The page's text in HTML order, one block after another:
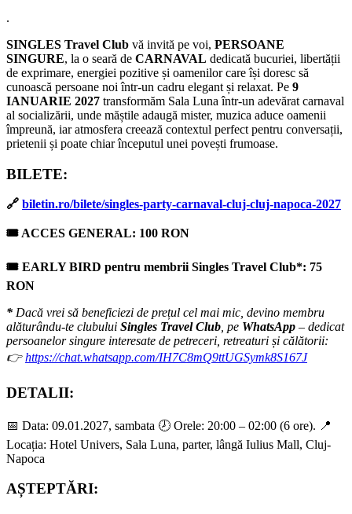
.
SINGLES Travel Club vă invită pe voi, PERSOANE
SINGURE, la o seară de CARNAVAL dedicată bucuriei, libertății
de exprimare, energiei pozitive și oamenilor care își doresc să
cunoască persoane noi într-un cadru elegant și relaxat. Pe 9
IANUARIE 2027 transformăm Sala Luna într-un adevărat carnaval
al socializării, unde măștile adaugă mister, muzica aduce oamenii
împreună, iar atmosfera creează contextul perfect pentru conversații,
prietenii și poate chiar începutul unei povești frumoase.
BILETE:
🔗 biletin.ro/bilete/singles-party-carnaval-cluj-cluj-napoca-2027
🎟 ACCES GENERAL: 100 RON
🎟 EARLY BIRD pentru membrii Singles Travel Club*: 75
RON
* Dacă vrei să beneficiezi de prețul cel mai mic, devino membru
alăturându-te clubului Singles Travel Club , pe WhatsApp – dedicat
persoanelor singure interesate de petreceri, retreaturi și călătorii:
👉https://chat.whatsapp.com/IH7C8mQ9ttUGSymk8S167J
DETALII:
📅 Data: 09.01.2027, sambata 🕗 Orele: 20:00 – 02:00 (6 ore). 📍
Locația: Hotel Univers, Sala Luna, parter, lângă Iulius Mall, Cluj-
Napoca
AȘTEPTĂRI: